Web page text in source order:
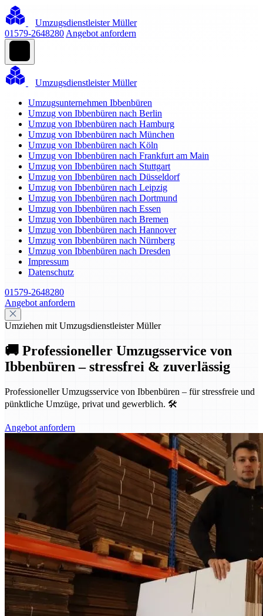
Umzugsdienstleister Müller
01579-2648280 Angebot anfordern
Umzugsdienstleister Müller
Umzugsunternehmen Ibbenbüren
Umzug von Ibbenbüren nach Berlin
Umzug von Ibbenbüren nach Hamburg
Umzug von Ibbenbüren nach München
Umzug von Ibbenbüren nach Köln
Umzug von Ibbenbüren nach Frankfurt am Main
Umzug von Ibbenbüren nach Stuttgart
Umzug von Ibbenbüren nach Düsseldorf
Umzug von Ibbenbüren nach Leipzig
Umzug von Ibbenbüren nach Dortmund
Umzug von Ibbenbüren nach Essen
Umzug von Ibbenbüren nach Bremen
Umzug von Ibbenbüren nach Hannover
Umzug von Ibbenbüren nach Nürnberg
Umzug von Ibbenbüren nach Dresden
Impressum
Datenschutz
01579-2648280
Angebot anfordern
Umziehen mit Umzugsdienstleister Müller
🚚 Professioneller Umzugsservice von
Ibbenbüren – stressfrei & zuverlässig
Professioneller Umzugsservice von Ibbenbüren – für stressfreie und
pünktliche Umzüge, privat und gewerblich. 🛠️
Angebot anfordern